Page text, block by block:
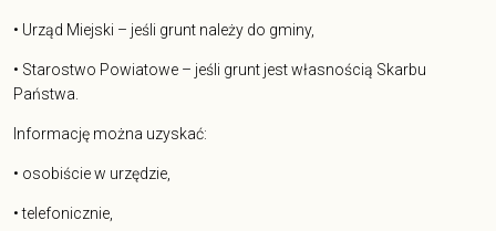
• Urząd Miejski – jeśli grunt należy do gminy,
• Starostwo Powiatowe – jeśli grunt jest własnością Skarbu
Państwa.
Informację można uzyskać:
• osobiście w urzędzie,
• telefonicznie,